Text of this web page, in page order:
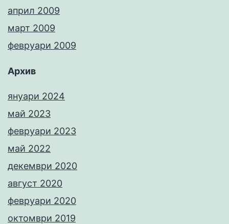
април 2009
март 2009
февруари 2009
Архив
януари 2024
май 2023
февруари 2023
май 2022
декември 2020
август 2020
февруари 2020
октомври 2019